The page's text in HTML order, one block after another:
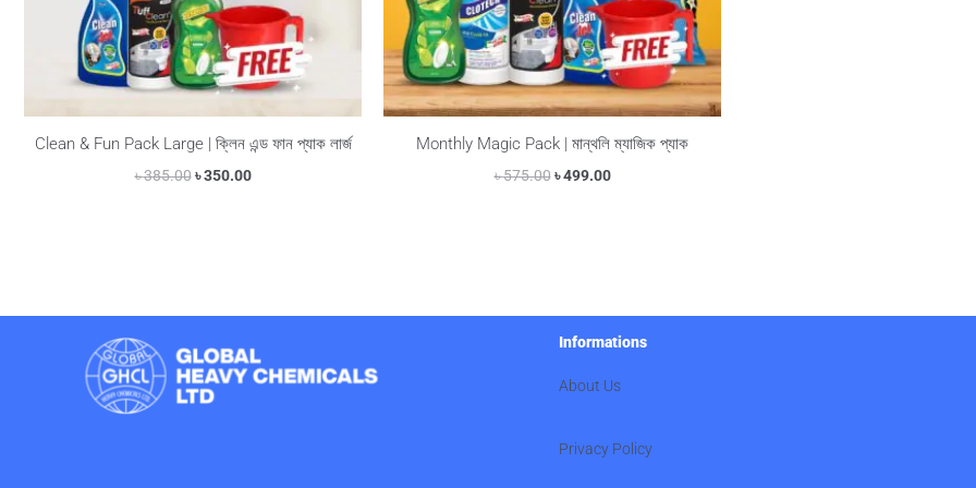
Clean & Fun Pack Large | ক্লিন এন্ড ফান প্যাক লার্জ
৳385.00 ৳350.00
Monthly Magic Pack | মান্থলি ম্যাজিক প্যাক
৳575.00 ৳499.00
Informations
About Us
Privacy Policy